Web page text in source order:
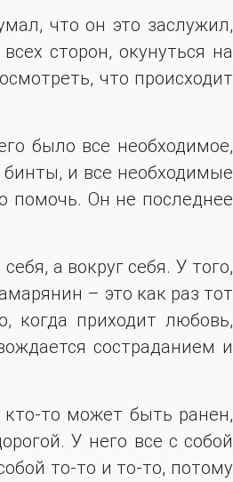
что он это заслужил,
сторон, окунуться на
что происходит
было все необходимое,
бинты, и все необходимые
помочь. Он не последнее
а вокруг себя. У того,
– это как раз тот
когда приходит любовь,
состраданием и
то может быть ранен,
У него все с собой
то-то и то-то, потому